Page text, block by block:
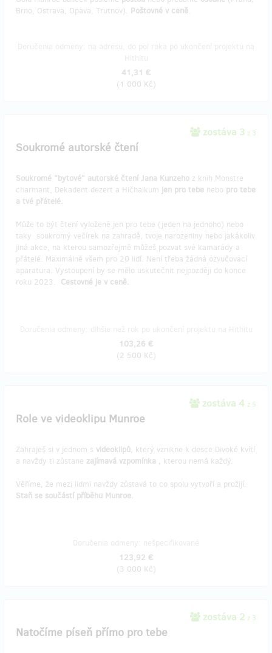
Brno, Ostrava, Opava, Trutnov). Poštovné v ceně.
41,31 €
(1 000 Kč)
zostáva 3 z 3
Soukromé autorské čtení
Soukromé "bytové" autorské čtení Jana Kunzeho z knih Monstre
charmant, Dekadent dezert a Hičhaikum jen pro tebe nebo pro tebe
a tvé přátelé.
Může to být čtení vyloženě jen pro tebe (jeden na jednoho) nebo
taky soukromý večírek na zahradě, tvoje narozeniny nebo jakákoliv
jiná akce, na kterou samozřejmě můžeš pozvat své kamarády a
přátelé. Maximálně všem pro 20 lidí. Není třeba žádná ozvučovací
aparatura. Vystoupení by se mělo uskutečnit nejpozději do konce
roku 2023. Cestovné je v ceně.
103,26 €
(2 500 Kč)
zostáva 4 z 5
Role ve videoklipu Munroe
Zahraješ si v jednom s videoklipů, který vznikne k desce Divoké kvítí
a navždy ti zůstane zajímavá vzpomínka , kterou nemá každý.
Věříme, že mezi lidmi navždy zůstavá to co spolu vytvoří a prožijí.
Staň se součástí příběhu Munroe.
123,92 €
(3 000 Kč)
zostáva 2 z 3
Natočíme píseň přímo pro tebe